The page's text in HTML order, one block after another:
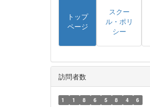
トップ
ページ
スクー
ル・ポリ
シー
訪問者数
1 1 8 6 5 8 4 6